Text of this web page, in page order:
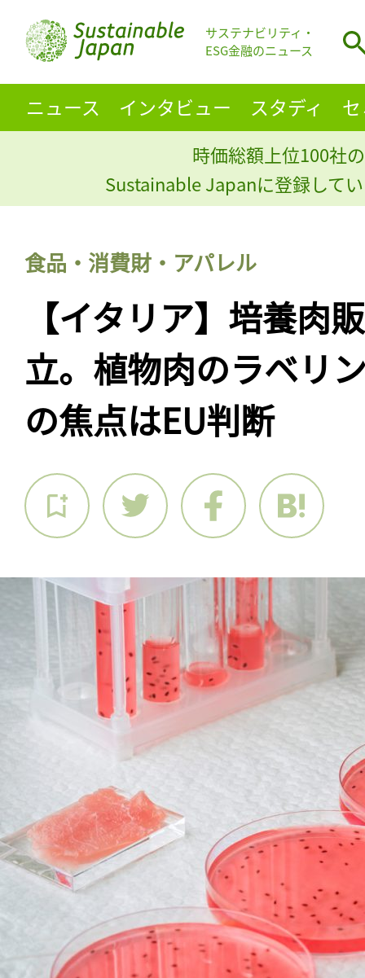
サステナビリティ・
ESG金融のニュース
ニュース インタビュー スタディ
時価総額上位100社
Sustainable Japanに登録して
食品・消費財・アパレル
【イタリア】培養肉
立。植物肉のラベリ
の焦点はEU判断